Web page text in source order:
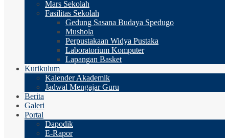
Mars Sekolah
Fasilitas Sekolah
Gedung Sasana Budaya Spedugo
Mushola
Perpustakaan Widya Pustaka
Laboratorium Komputer
Lapangan Basket
Kurikulum
Kalender Akademik
Jadwal Mengajar Guru
Berita
Galeri
Portal
Dapodik
E-Rapor